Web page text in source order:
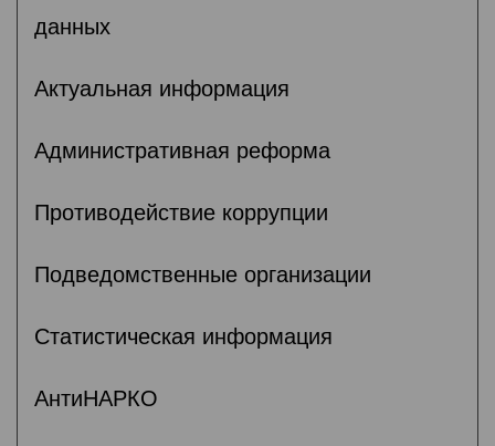
данных
Актуальная информация
Административная реформа
Противодействие коррупции
Подведомственные организации
Статистическая информация
АнтиНАРКО